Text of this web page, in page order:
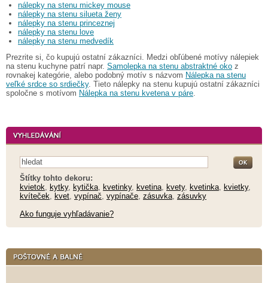
nálepky na stenu mickey mouse
nálepky na stenu silueta ženy
nálepky na stenu princeznej
nálepky na stenu love
nálepky na stenu medvedík
Prezrite si, čo kupujú ostatní zákazníci. Medzi obľúbené motívy nálepiek
na stenu kuchyne patrí napr. Samolepka na stenu abstraktné oko z
rovnakej kategórie, alebo podobný motív s názvom Nálepka na stenu
veľké srdce so srdiečky. Tieto nálepky na stenu kupujú ostatní zákazníci
spoločne s motívom Nálepka na stenu kvetena v páre.
Štítky tohto dekoru:
kvietok, kytky, kytička, kvetinky, kvetina, kvety, kvetinka, kvietky,
kvíteček, kvet, vypínač, vypínače, zásuvka, zásuvky
Ako funguje vyhľadávanie?